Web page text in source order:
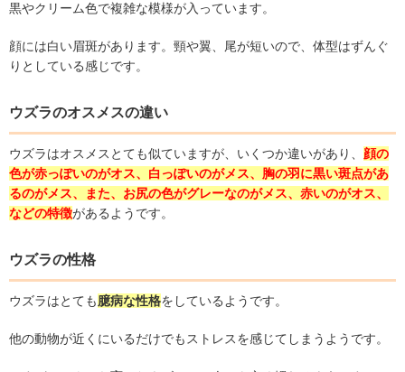
黒やクリーム色で複雑な模様が入っています。
顔には白い眉斑があります。頸や翼、尾が短いので、体型はずんぐ
りとしている感じです。
ウズラのオスメスの違い
ウズラはオスメスとても似ていますが、いくつか違いがあり、 顔の
色が赤っぽいのがオス、白っぽいのがメス、胸の羽に黒い斑点があ
るのがメス、また、お尻の色がグレーなのがメス、赤いのがオス、
などの特徴があるようです。
ウズラの性格
ウズラはとても臆病な性格をしているようです。
他の動物が近くにいるだけでもストレスを感じてしまうようです。